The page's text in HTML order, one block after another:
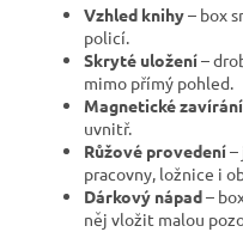
Vzhled knihy– box
policí.
Skryté uložení–
mimo přímý pohled.
Magnetické zavírání
uvnitř.
Růžové provedení–
pracovny, ložnice i
Dárkový nápad–
něj vložit malou